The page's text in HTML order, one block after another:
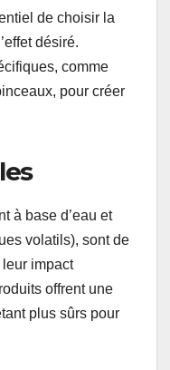
les à des
ou la pierre pour
de la profondeur
chaque
varier de
prononcés,
de choisir la
désiré.